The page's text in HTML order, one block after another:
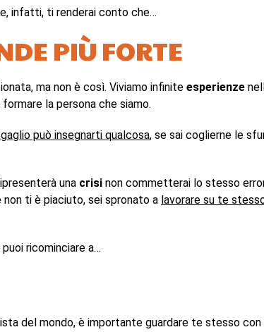
infatti, ti renderai conto che…
PIÙ FORTE
ma non è così. Viviamo infinite esperienze
la persona che siamo.
può insegnarti qualcosa, se sai coglierne le
una crisi non commetterai lo stesso
ti è piaciuto, sei spronato a lavorare su te
ricominciare a…
del mondo, è importante guardare te stesso con